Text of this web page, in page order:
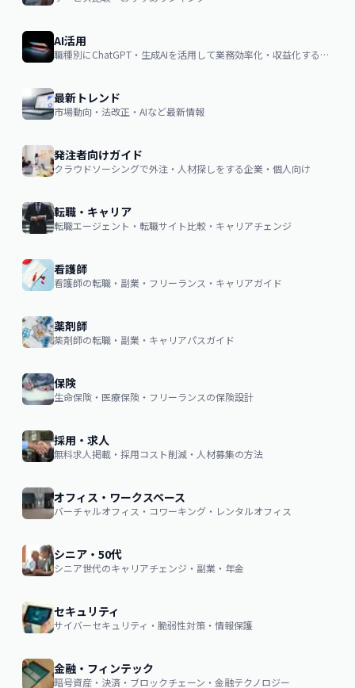
AI活用
職種別にChatGPT・生成AIを活用して業務効率化・収益化するノウハウ
最新トレンド
市場動向・法改正・AIなど最新情報
発注者向けガイド
クラウドソーシングで外注・人材探しをする企業・個人向け
転職・キャリア
転職エージェント・転職サイト比較・キャリアチェンジ
看護師
看護師の転職・副業・フリーランス・キャリアガイド
薬剤師
薬剤師の転職・副業・キャリアパスガイド
保険
生命保険・医療保険・フリーランスの保険設計
採用・求人
無料求人掲載・採用コスト削減・人材募集の方法
オフィス・ワークスペース
バーチャルオフィス・コワーキング・レンタルオフィス
シニア・50代
シニア世代のキャリアチェンジ・副業・年金
セキュリティ
サイバーセキュリティ・脆弱性対策・情報保護
金融・フィンテック
暗号資産・決済・ブロックチェーン・金融テクノロジー